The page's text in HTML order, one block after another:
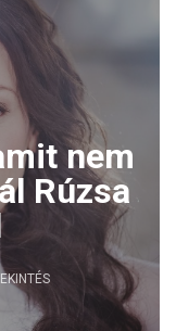
nem
Rúzsa